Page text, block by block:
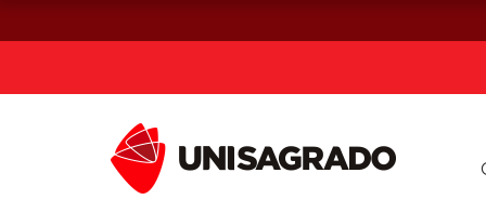
Graduação